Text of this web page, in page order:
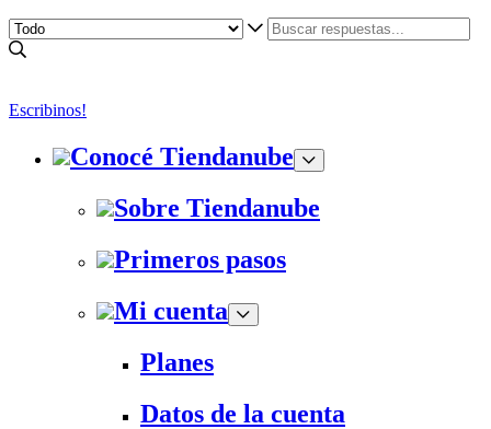
Escribinos!
Conocé Tiendanube
Sobre Tiendanube
Primeros pasos
Mi cuenta
Planes
Datos de la cuenta